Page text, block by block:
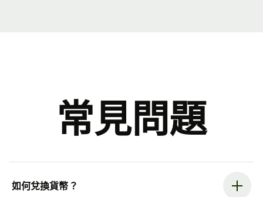
常見問題
如何兌換貨幣？